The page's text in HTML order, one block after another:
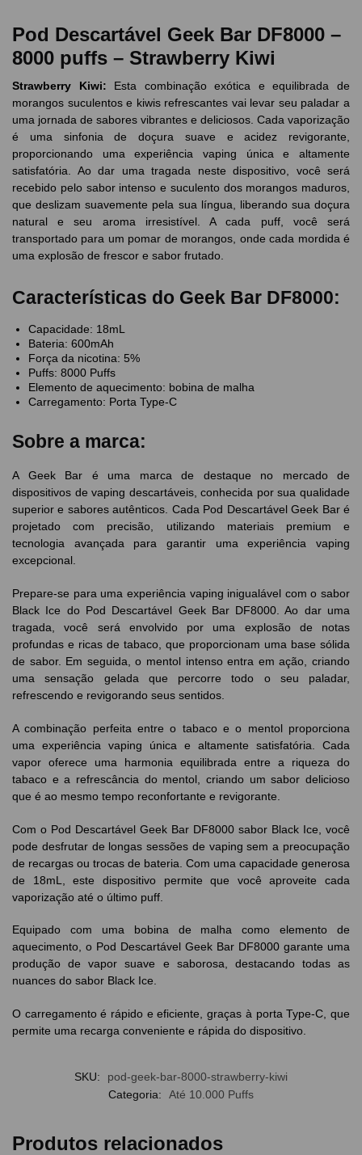
Pod Descartável Geek Bar DF8000 –
8000 puffs – Strawberry Kiwi
Strawberry Kiwi: Esta combinação exótica e equilibrada de
morangos suculentos e kiwis refrescantes vai levar seu paladar a
uma jornada de sabores vibrantes e deliciosos. Cada vaporização
é uma sinfonia de doçura suave e acidez revigorante,
proporcionando uma experiência vaping única e altamente
satisfatória. Ao dar uma tragada neste dispositivo, você será
recebido pelo sabor intenso e suculento dos morangos maduros,
que deslizam suavemente pela sua língua, liberando sua doçura
natural e seu aroma irresistível. A cada puff, você será
transportado para um pomar de morangos, onde cada mordida é
uma explosão de frescor e sabor frutado.
Características do Geek Bar DF8000:
Capacidade: 18mL
Bateria: 600mAh
Força da nicotina: 5%
Puffs: 8000 Puffs
Elemento de aquecimento: bobina de malha
Carregamento: Porta Type-C
Sobre a marca:
A Geek Bar é uma marca de destaque no mercado de
dispositivos de vaping descartáveis, conhecida por sua qualidade
superior e sabores autênticos. Cada Pod Descartável Geek Bar é
projetado com precisão, utilizando materiais premium e
tecnologia avançada para garantir uma experiência vaping
excepcional.
Prepare-se para uma experiência vaping inigualável com o sabor
Black Ice do Pod Descartável Geek Bar DF8000. Ao dar uma
tragada, você será envolvido por uma explosão de notas
profundas e ricas de tabaco, que proporcionam uma base sólida
de sabor. Em seguida, o mentol intenso entra em ação, criando
uma sensação gelada que percorre todo o seu paladar,
refrescendo e revigorando seus sentidos.
A combinação perfeita entre o tabaco e o mentol proporciona
uma experiência vaping única e altamente satisfatória. Cada
vapor oferece uma harmonia equilibrada entre a riqueza do
tabaco e a refrescância do mentol, criando um sabor delicioso
que é ao mesmo tempo reconfortante e revigorante.
Com o Pod Descartável Geek Bar DF8000 sabor Black Ice, você
pode desfrutar de longas sessões de vaping sem a preocupação
de recargas ou trocas de bateria. Com uma capacidade generosa
de 18mL, este dispositivo permite que você aproveite cada
vaporização até o último puff.
Equipado com uma bobina de malha como elemento de
aquecimento, o Pod Descartável Geek Bar DF8000 garante uma
produção de vapor suave e saborosa, destacando todas as
nuances do sabor Black Ice.
O carregamento é rápido e eficiente, graças à porta Type-C, que
permite uma recarga conveniente e rápida do dispositivo.
SKU:
pod-geek-bar-8000-strawberry-kiwi
Categoria:
Até 10.000 Puffs
Produtos relacionados